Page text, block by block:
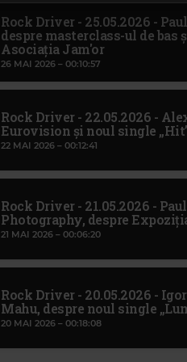
Rock Driver - 25.05.2026 -
despre masterclass-ul de
Asociația Jam'or
26 MAI 2026 – 00:10:57
Rock Driver - 22.05.2026 -
Eurovision și noul single
22 MAI 2026 – 00:12:41
Rock Driver - 21.05.2026 -
Photography, despre
21 MAI 2026 – 00:06:20
Rock Driver - 20.05.2026 -
Mahu, despre noul single
20 MAI 2026 – 00:18:08